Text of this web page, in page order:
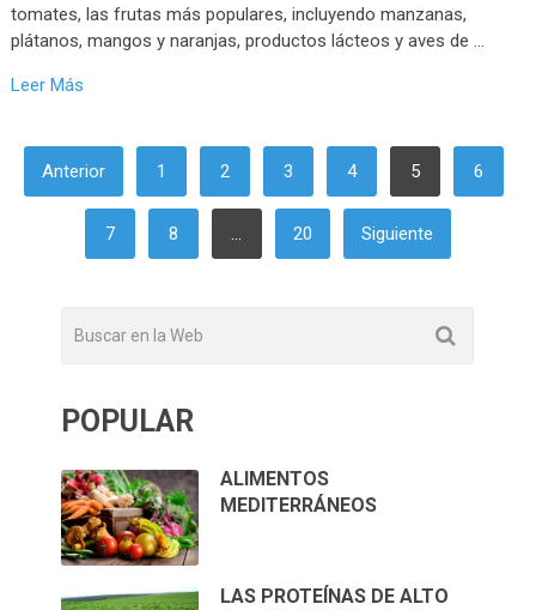
tomates, las frutas más populares, incluyendo manzanas,
plátanos, mangos y naranjas, productos lácteos y aves de …
Leer Más
PAGINACIÓN
DE
ENTRADAS
Anterior 1 2 3 4 5 6
7 8 … 20 Siguiente
POPULAR
ALIMENTOS
MEDITERRÁNEOS
LAS PROTEÍNAS DE ALTO